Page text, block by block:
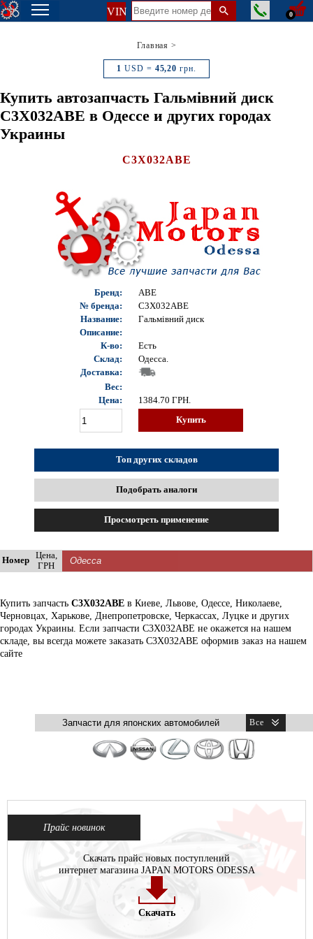
VIN 0
Главная >
1 USD = 45,20 грн.
Купить автозапчасть Гальмівний диск
C3X032ABE в Одессе и других городах
Украины
C3X032ABE
Бренд:
ABE
№ бренда:
C3X032ABE
Название:
Гальмівний диск
Описание:
К-во:
Есть
Склад:
Одесса.
Доставка:
Вес:
Цена:
1384.70 ГРН.
Купить
Топ других складов
Подобрать аналоги
Просмотреть применение
Номер
Цена,
ГРН
Купить запчасть C3X032ABE в Киеве, Львове, Одессе, Николаеве,
Черновцах, Харькове, Днепропетровске, Черкассах, Луцке и других
городах Украины. Если запчасти C3X032ABE не окажется на нашем
складе, вы всегда можете заказать C3X032ABE оформив заказ на нашем
сайте
Прайс новинок
Скачать прайс новых поступлений
интернет магазина JAPAN MOTORS ODESSA
Скачать